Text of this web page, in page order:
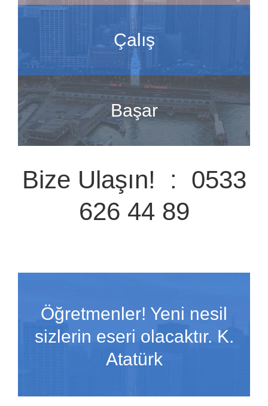
Çalış
Başar
Bize Ulaşın! : 0533
626 44 89
Öğretmenler! Yeni nesil
sizlerin eseri olacaktır. K.
Atatürk